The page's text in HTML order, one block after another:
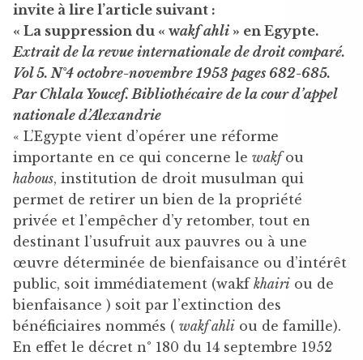
invite à lire l’article suivant :
« La suppression du « wakf ahli » en Egypte.
Extrait de la revue internationale de droit comparé.
Vol 5. N°4 octobre-novembre 1953 pages 682-685.
Par Chlala Youcef. Bibliothécaire de la cour d’appel
nationale d’Alexandrie
« L’Egypte vient d’opérer une réforme
importante en ce qui concerne le wakfou
habous, institution de droit musulman qui
permet de retirer un bien de la propriété
privée et l’empêcher d’y retomber, tout en
destinant l’usufruit aux pauvres ou à une
œuvre déterminée de bienfaisance ou d’intérêt
public, soit immédiatement (wakf khairi ou de
bienfaisance ) soit par l’extinction des
bénéficiaires nommés ( wakf ahli ou de famille).
En effet le décret n° 180 du 14 septembre 1952